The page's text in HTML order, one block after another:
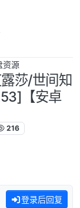
资源
莎/世间知
【安卓
216
登录后回复